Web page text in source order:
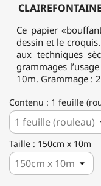
Ce papier
dessin et le
aux techniques
grammages
10m. Grammage :
Contenu : 1 feuille
Taille : 150cm x 10m